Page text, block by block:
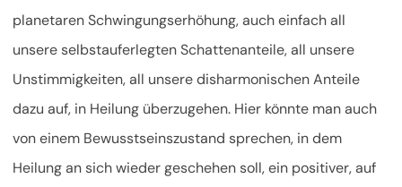
planetaren Schwingungserhöhung, auch einfach all
unsere selbstauferlegten Schattenanteile, all unsere
Unstimmigkeiten, all unsere disharmonischen Anteile
dazu auf, in Heilung überzugehen. Hier könnte man auch
von einem Bewusstseinszustand sprechen, in dem
Heilung an sich wieder geschehen soll, ein positiver, auf